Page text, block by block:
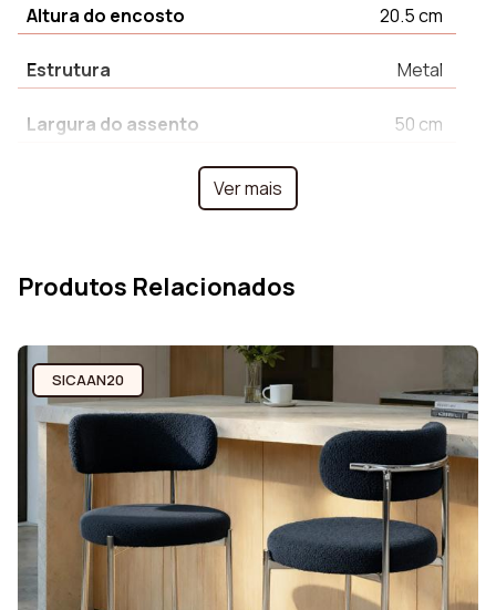
Altura do encosto 20.5 cm
Estrutura Metal
Largura do assento 50 cm
Profundidade
hora da assembléia 25 min
Altura dos pés 72 cm
Número de pessoas
recomendado para
montagem
1
Ver mais
Produtos Relacionados
SICAAN20